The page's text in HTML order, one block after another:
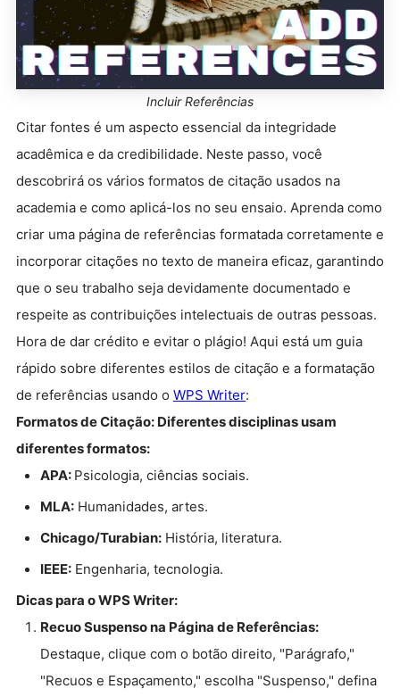
Incluir Referências
Citar fontes é um aspecto essencial da integridade
acadêmica e da credibilidade. Neste passo, você
descobrirá os vários formatos de citação usados na
academia e como aplicá-los no seu ensaio. Aprenda como
criar uma página de referências formatada corretamente e
incorporar citações no texto de maneira eficaz, garantindo
que o seu trabalho seja devidamente documentado e
respeite as contribuições intelectuais de outras pessoas.
Hora de dar crédito e evitar o plágio! Aqui está um guia
rápido sobre diferentes estilos de citação e a formatação
de referências usando o WPS Writer:
Formatos de Citação: Diferentes disciplinas usam
diferentes formatos:
APA: Psicologia, ciências sociais.
MLA: Humanidades, artes.
Chicago/Turabian: História, literatura.
IEEE: Engenharia, tecnologia.
Dicas para o WPS Writer:
Recuo Suspenso na Página de Referências:
Destaque, clique com o botão direito, "Parágrafo,"
"Recuos e Espaçamento," escolha "Suspenso," defina